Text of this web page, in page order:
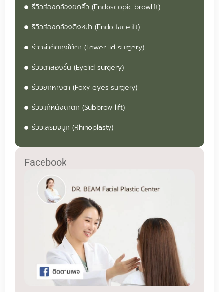
รีวิวส่องกล้องยกคิ้ว (Endoscopic browlift)
รีวิวส่องกล้องดึงหน้า (Endo facelift)
รีวิวผ่าตัดถุงใต้ตา (Lower lid surgery)
รีวิวตาสองชั้น (Eyelid surgery)
รีวิวยกหางตา (Foxy eyes surgery)
รีวิวแก้หนังตาตก (Subbrow lift)
รีวิวเสริมจมูก (Rhinoplasty)
Facebook